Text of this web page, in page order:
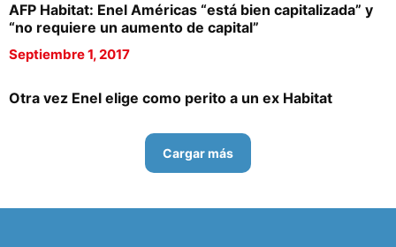
AFP Habitat: Enel Américas “está bien capitalizada” y
“no requiere un aumento de capital”
Septiembre 1, 2017
Otra vez Enel elige como perito a un ex Habitat
Cargar más